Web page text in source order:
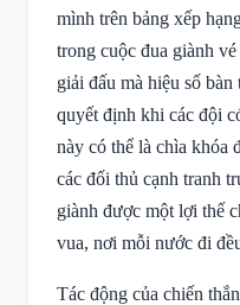
mình trên bảng xếp
trong cuộc đua giành
giải đấu mà hiệu số
quyết định khi các đội
này có thể là chìa khóa
các đối thủ cạnh tranh
giành được một lợi thế
vua, nơi mỗi nước đi
Tác động của chiến